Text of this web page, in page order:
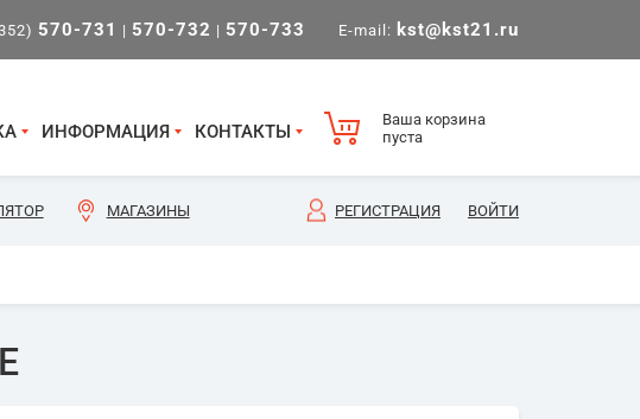
570-731 | 570-732 | 570-733 E-mail: kst@kst21.ru
ИНФОРМАЦИЯ КОНТАКТЫ
Ваша корзина
пуста
МАГАЗИНЫ РЕГИСТРАЦИЯ ВОЙТИ